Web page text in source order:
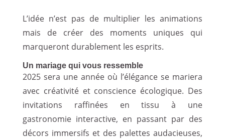
L’idée n’est pas de multiplier les animations
mais de créer des moments uniques qui
marqueront durablement les esprits.
Un mariage qui vous ressemble
2025 sera une année où l’élégance se mariera
avec créativité et conscience écologique. Des
invitations raffinées en tissu à une
gastronomie interactive, en passant par des
décors immersifs et des palettes audacieuses,